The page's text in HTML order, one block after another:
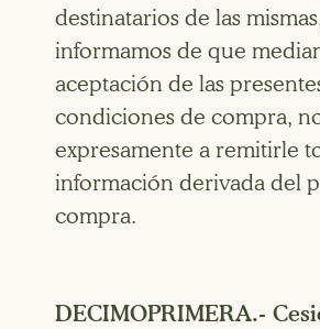
destinatarios de las
informamos de que
aceptación de las
condiciones de compra,
expresamente a remitirle
información derivada del
compra.
DECIMOPRIMERA.-